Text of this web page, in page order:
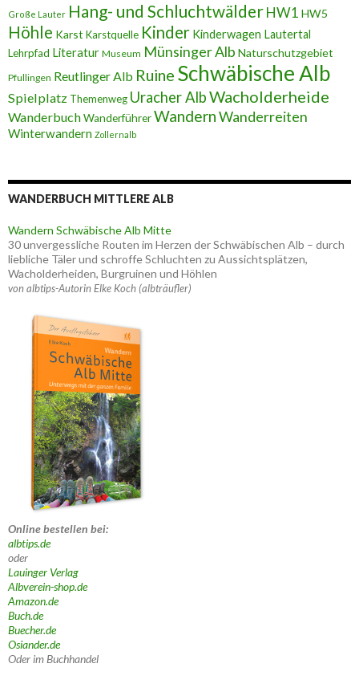
Große Lauter Hang- und SchluchtwälderHW1 HW5
Höhle Karst Karstquelle Kinder Kinderwagen Lautertal
Lehrpfad Literatur Museum Münsinger Alb Naturschutzgebiet
Pfullingen Reutlinger Alb Ruine Schwäbische Alb
Spielplatz Themenweg Uracher AlbWacholderheide
WanderbuchWanderführerWandernWanderreiten
Winterwandern Zollernalb
WANDERBUCH MITTLERE ALB
Wandern Schwäbische Alb Mitte
30 unvergessliche Routen im Herzen der Schwäbischen Alb – durch
liebliche Täler und schroffe Schluchten zu Aussichtsplätzen,
Wacholderheiden, Burgruinen und Höhlen
von albtips-Autorin Elke Koch (albträufler)
Online bestellen bei:
albtips.de
oder
Lauinger Verlag
Albverein-shop.de
Amazon.de
Buch.de
Buecher.de
Osiander.de
Oder im Buchhandel